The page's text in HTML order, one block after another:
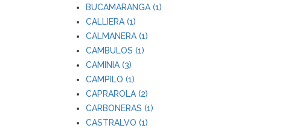
BUCAMARANGA (1)
CALLIERA (1)
CALMANERA (1)
CAMBULOS (1)
CAMINIA (3)
CAMPILO (1)
CAPRAROLA (2)
CARBONERAS (1)
CASTRALVO (1)